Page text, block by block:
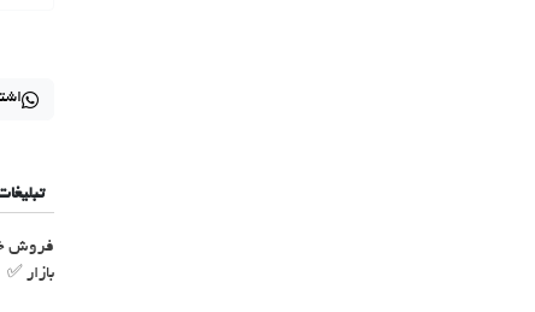
فروش
بازار ✅